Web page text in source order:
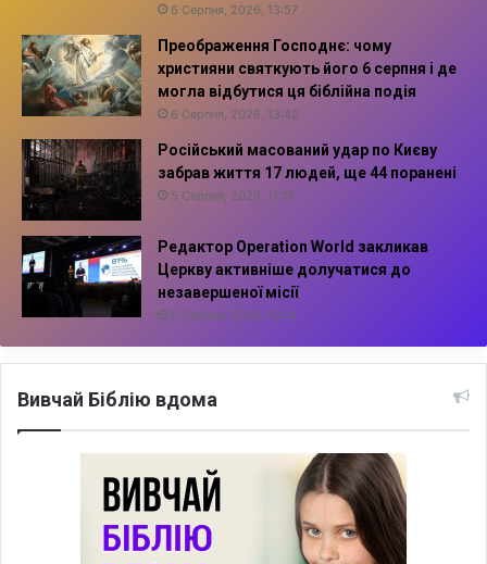
6 Серпня, 2026, 13:57
Преображення Господнє: чому
християни святкують його 6 серпня і де
могла відбутися ця біблійна подія
6 Серпня, 2026, 13:42
Російський масований удар по Києву
забрав життя 17 людей, ще 44 поранені
5 Серпня, 2026, 11:16
Редактор Operation World закликав
Церкву активніше долучатися до
незавершеної місії
5 Серпня, 2026, 10:14
Вивчай Біблію вдома